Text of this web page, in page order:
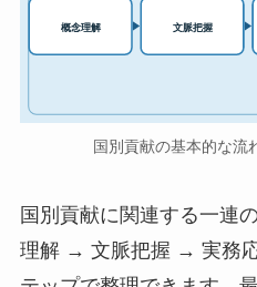
概念理解 文脈把握
国別貢献の基本的な流
国別貢献に関連する一連
理解 → 文脈把握 → 実務